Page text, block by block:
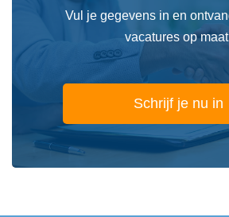
Vul je gegevens in en
vacatures op
Schrijf je nu in